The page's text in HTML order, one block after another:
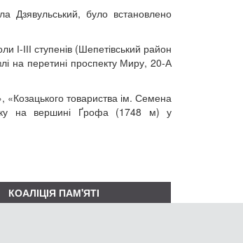
було встановлено
І-ІІІ ступенів (Шепетівський район
на перетині проспекту Миру, 20-А
товариства ім. Семена
на вершині Ґрофа (1748 м) у
КОАЛІЦІЯ ПАМ'ЯТІ